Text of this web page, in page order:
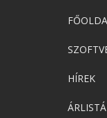
HÍREK